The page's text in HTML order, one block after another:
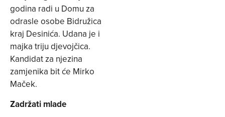
godina radi u Domu za
odrasle osobe Bidružica
kraj Desinića. Udana je i
majka triju djevojčica.
Kandidat za njezina
zamjenika bit će Mirko
Maček.
Zadržati mlade